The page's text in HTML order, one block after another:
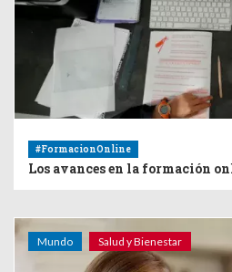
#FormacionOnline
Los avances en la formación
Mundo Salud y Bienestar